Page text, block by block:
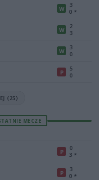
W
3
0 *
W
2
3
W
3
0
P
5
0
(25)
MECZE
P
0
3 *
P
3
0 *